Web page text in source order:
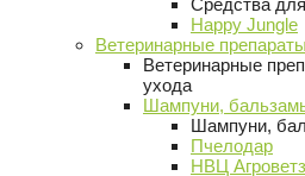
Средства
Happy Jungle
Ветеринарные
Ветеринарные
ухода
Шампуни,
Шампуни,
Пчелодар
НВЦ